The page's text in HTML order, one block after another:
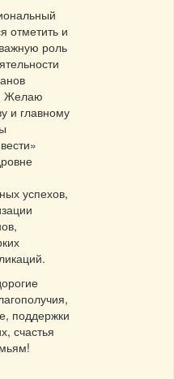
отметить и
роль
Желаю
и главному
успехов,
поддержки
счастья